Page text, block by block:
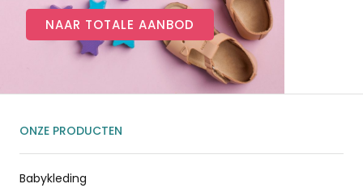
NAAR TOTALE AANBOD
ONZE PRODUCTEN
Babykleding